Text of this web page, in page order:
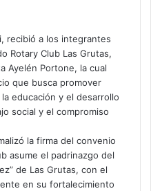
recibió a los integrantes
Rotary Club Las Grutas,
Ayelén Portone, la cual
que busca promover
educación y el desarrollo
social y el compromiso
la firma del convenio
asume el padrinazgo del
de Las Grutas, con el
en su fortalecimiento